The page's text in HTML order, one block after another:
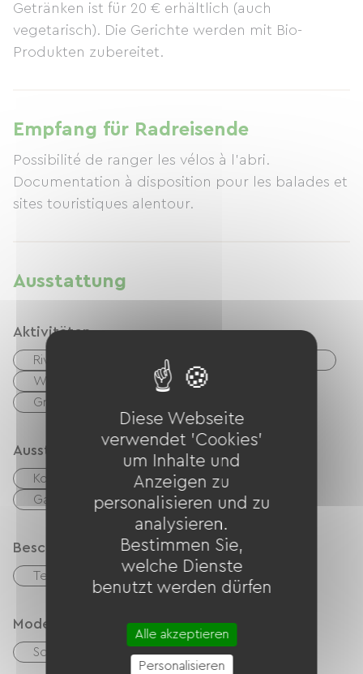
Getränken ist für 20 € erhältlich (auch
vegetarisch). Die Gerichte werden mit Bio-
Produkten zubereitet.
Empfang für Radreisende
Possibilité de ranger les vélos à l'abri.
Documentation à disposition pour les balades et
sites touristiques alentour.
Ausstattung
Aktivitäten
Riviere
Wandern
Tennis
Fahrrad
Grüner Weg
Ausstattung
Kostenloses WLAN TV
Gartenmöbel
Fön
Beschreibung
Terrasse Privates, umzäuntes Gelände
Modes de paiement
Schecks Bargeld
Diese Webseite
verwendet 'Cookies'
um Inhalte und
Anzeigen zu
personalisieren und zu
analysieren.
Bestimmen Sie,
welche Dienste
benutzt werden dürfen
Alle akzeptieren
Personalisieren